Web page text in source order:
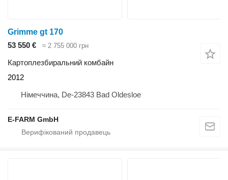
Grimme gt 170
53 550 €
≈ 2 755 000 грн
Картоплезбиральний комбайн
2012
Німеччина, De-23843 Bad Oldesloe
E-FARM GmbH